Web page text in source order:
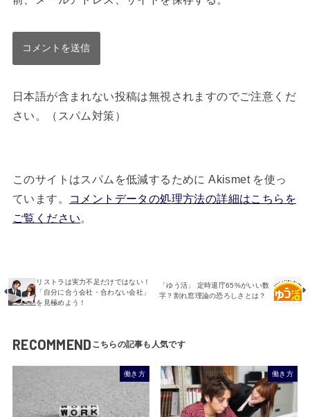
日本語が含まれない投稿は無視されますのでご注意くだ
さい。（スパム対策）
このサイトはスパムを低減するために Akismet を使っ
ています。
コメントデータの処理方法の詳細はこちらを
ご覧ください。
リストラは実力不足だけではない！
「自分に合う会社・合わない会社」
を見極めよう！
「ゆう活」 定時退庁65%がいい数
字？割れ窓理論の恐ろしさとは？
RECOMMEND
働き方 働き方